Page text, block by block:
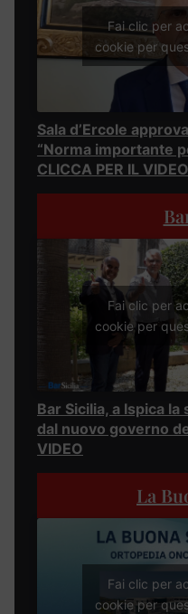
Fai clic per
cookie per
Sala d’Ercole
“Norma importante
CLICCA PER IL VIDEO
Fai clic per
cookie per
Bar Sicilia, a Ispica
dal nuovo governo
VIDEO
La
Fai clic per
cookie per